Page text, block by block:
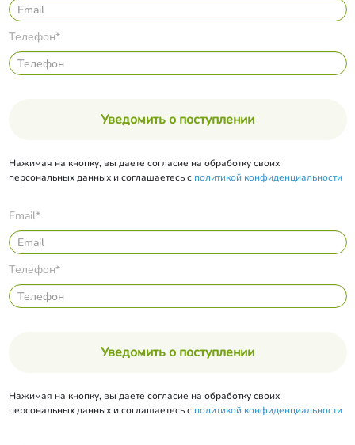
Телефон*
Уведомить о поступлении
Нажимая на кнопку, вы даете согласие на обработку своих
персональных данных и соглашаетесь с политикой конфиденциальности
Email*
Телефон*
Уведомить о поступлении
Нажимая на кнопку, вы даете согласие на обработку своих
персональных данных и соглашаетесь с политикой конфиденциальности